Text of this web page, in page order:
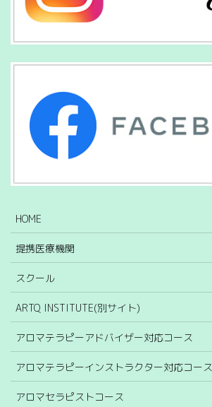
HOME
提携医療機関
スクール
ARTQ INSTITUTE(別サイト)
アロマテラピーアドバイザー対応コース
アロマテラピーインストラクター対応コース
アロマセラピストコース